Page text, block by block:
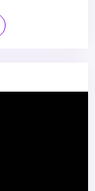
実務経験
ジャルワークフ
使用経験